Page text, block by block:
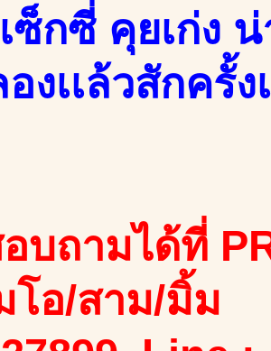
กซี่ คุยเก่ง น่
เเล้วสักครั้ง
บถามได้ที่
โอ/สาม/มิ้ม